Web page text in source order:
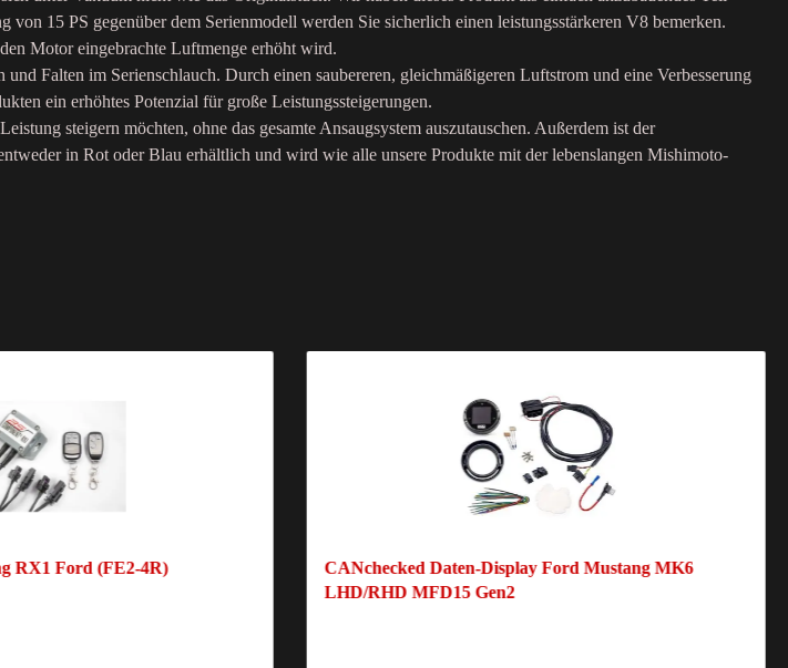
15 PS gegenüber dem Serienmodell werden Sie sicherlich einen leistungsstärkeren V8 bemerken.
Motor eingebrachte Luftmenge erhöht wird.
Falten im Serienschlauch. Durch einen saubereren, gleichmäßigeren Luftstrom und eine Verbesserung
ein erhöhtes Potenzial für große Leistungssteigerungen.
steigern möchten, ohne das gesamte Ansaugsystem auszutauschen. Außerdem ist der
in Rot oder Blau erhältlich und wird wie alle unsere Produkte mit der lebenslangen Mishimoto-
RX1 Ford (FE2-4R)
CANchecked Daten-Display Ford Mustang MK6
LHD/RHD MFD15 Gen2